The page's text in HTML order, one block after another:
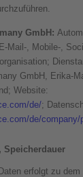
GmbH:
Mail-, Mobile-,
GmbH, Erika-
Website:
de/;
de/company/
Speicherdauer
erfolgt zu